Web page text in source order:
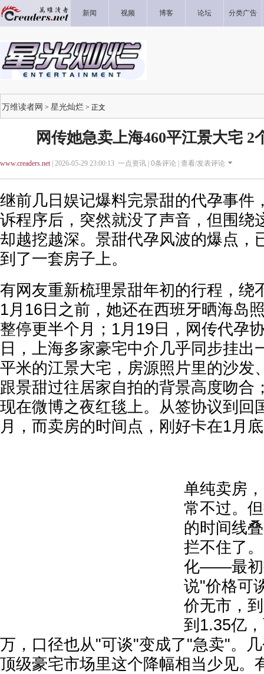
新闻 视频 博客 论坛 分类广告
万维读者网 > 星光灿烂 > 正文
网传她急卖上海460平江景大宅 2
www.creaders.net| 2026-05-29 23:00:13 一点资讯 | 0条评论 | 查看/发表评论
继前几日娱记爆料完景甜的代孕事件
诉程序后，突然就没了声音，但围绕
却越挖越深。景甜代孕风波的爆点，
到了一套房子上。
有网友重新梳理景甜年初的行程，绕
1月16日之前，她还在西班牙晒海岛
整停更半个月；1月19日，网传代孕
日，上海多家豪宅中介几乎同步挂出
平米的江景大宅，房源照片里的沙发
跟景甜过往居家自拍的背景高度吻合
现在微博之夜红毯上。从签协议到回
月，而卖房的时间点，刚好卡在1月
单纯卖房
常不过。
的时间线
拦不住了
化——最初
说"价格可
价无市，
到1.35亿
万，口径也从"可谈"变成了"急卖"。
顶级豪宅市场里这个降幅相当少见。